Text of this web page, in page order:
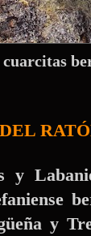
y
y